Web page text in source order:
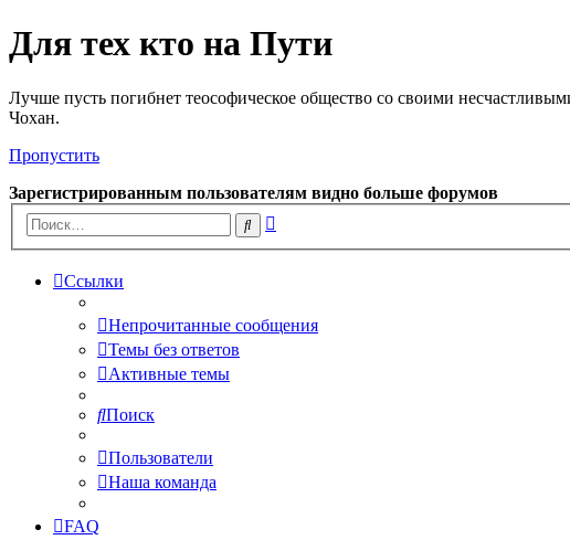
Для тех кто на Пути
Лучше пусть погибнет теософическое общество со своими
Чохан.
Пропустить
Зарегистрированным пользователям видно больше форумов
Поиск
Ссылки
Непрочитанные сообщения
Темы без ответов
Активные темы
Поиск
Пользователи
Наша команда
FAQ